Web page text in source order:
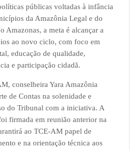
públicas voltadas à infância
da Amazônia Legal e do
Amazonas, a meta é alcançar a
ao novo ciclo, com foco em
educação de qualidade,
e participação cidadã.
conselheira Yara Amazônia
de Contas na solenidade e
do Tribunal com a iniciativa. A
firmada em reunião anterior na
ao TCE-AM papel de
e na orientação técnica aos